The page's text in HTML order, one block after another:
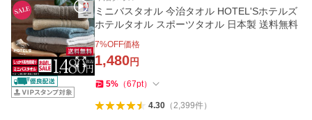
ミニバスタオル 今治タオル HOTEL'Sホテルズ
ホテルタオル スポーツタオル 日本製 送料無料
7%OFF価格
1,480円
5% （67pt）
4.30（2,399件）